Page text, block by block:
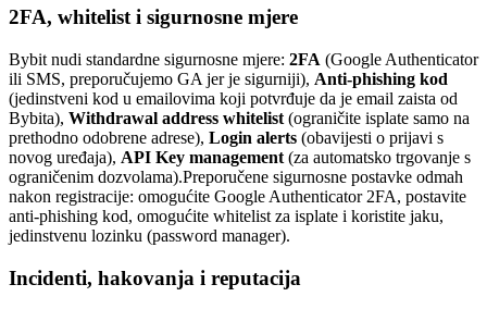
2FA, whitelist i sigurnosne mjere
Bybit nudi standardne sigurnosne mjere: 2FA (Google Authenticator
ili SMS, preporučujemo GA jer je sigurniji), Anti-phishing kod
(jedinstveni kod u emailovima koji potvrđuje da je email zaista od
Bybita), Withdrawal address whitelist (ograničite isplate samo na
prethodno odobrene adrese), Login alerts (obavijesti o prijavi s
novog uređaja), API Key management (za automatsko trgovanje s
ograničenim dozvolama).Preporučene sigurnosne postavke odmah
nakon registracije: omogućite Google Authenticator 2FA, postavite
anti-phishing kod, omogućite whitelist za isplate i koristite jaku,
jedinstvenu lozinku (password manager).
Incidenti, hakovanja i reputacija